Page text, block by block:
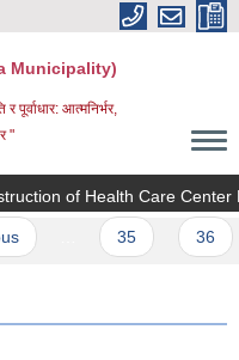
Municipality)
पूर्वाधार: आत्मनिर्भर,
"
of Health Care Center